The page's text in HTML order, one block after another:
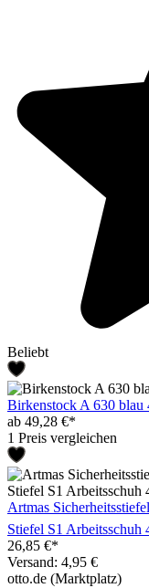
Beliebt
Birkenstock A 630 blau
ab 49,28 €*
1 Preis vergleichen
Artmas
Stiefel S1 Arbeitsschuh
26,85 €*
Versand: 4,95 €
otto.de (Marktplatz)